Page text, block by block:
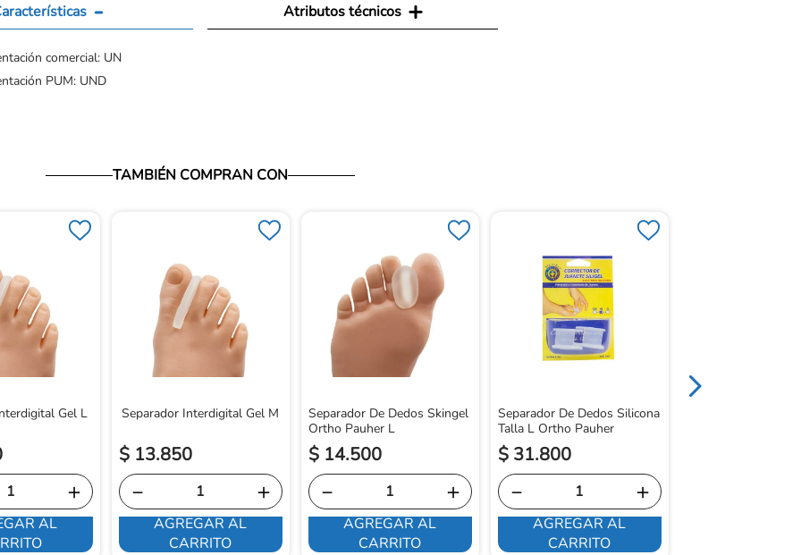
Atributos técnicos
comercial: UN
PUM: UND
TAMBIÉN COMPRAN CON
Gel L
＋
AL
Separador Interdigital Gel M
$ 13.850
＋
－
AGREGAR AL
CARRITO
Separador De Dedos Skingel
Ortho Pauher L
$ 14.500
＋
－
AGREGAR AL
CARRITO
Separador De Dedos Silicona
Talla L Ortho Pauher
$ 31.800
＋
－
AGREGAR AL
CARRITO